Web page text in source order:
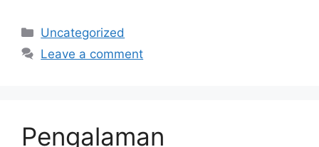
Categories
Uncategorized
Leave a comment
Pengalaman